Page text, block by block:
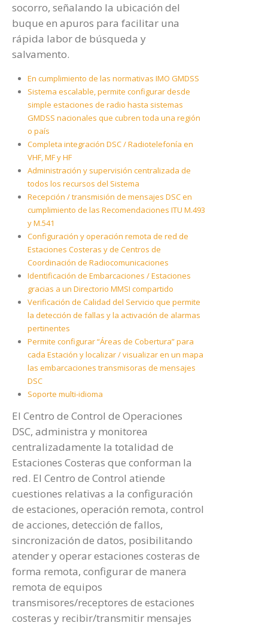
socorro, señalando la ubicación del
buque en apuros para facilitar una
rápida labor de búsqueda y
salvamento.
En cumplimiento de las normativas IMO GMDSS
Sistema escalable, permite configurar desde
simple estaciones de radio hasta sistemas
GMDSS nacionales que cubren toda una región
o país
Completa integración DSC / Radiotelefonía en
VHF, MF y HF
Administración y supervisión centralizada de
todos los recursos del Sistema
Recepción / transmisión de mensajes DSC en
cumplimiento de las Recomendaciones ITU M.493
y M.541
Configuración y operación remota de red de
Estaciones Costeras y de Centros de
Coordinación de Radiocomunicaciones
Identificación de Embarcaciones / Estaciones
gracias a un Directorio MMSI compartido
Verificación de Calidad del Servicio que permite
la detección de fallas y la activación de alarmas
pertinentes
Permite configurar “Áreas de Cobertura” para
cada Estación y localizar / visualizar en un mapa
las embarcaciones transmisoras de mensajes
DSC
Soporte multi-idioma
El Centro de Control de Operaciones
DSC, administra y monitorea
centralizadamente la totalidad de
Estaciones Costeras que conforman la
red. El Centro de Control atiende
cuestiones relativas a la configuración
de estaciones, operación remota, control
de acciones, detección de fallos,
sincronización de datos, posibilitando
atender y operar estaciones costeras de
forma remota, configurar de manera
remota de equipos
transmisores/receptores de estaciones
costeras y recibir/transmitir mensajes